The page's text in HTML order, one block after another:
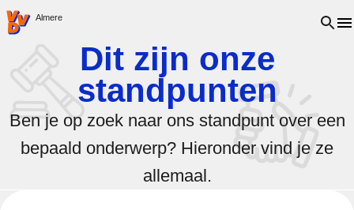
VVD.nl - Ga naar de homepage
Almere Open
Dit zijn onze
standpunten
Ben je op zoek naar ons standpunt over een
bepaald onderwerp? Hieronder vind je ze
allemaal.